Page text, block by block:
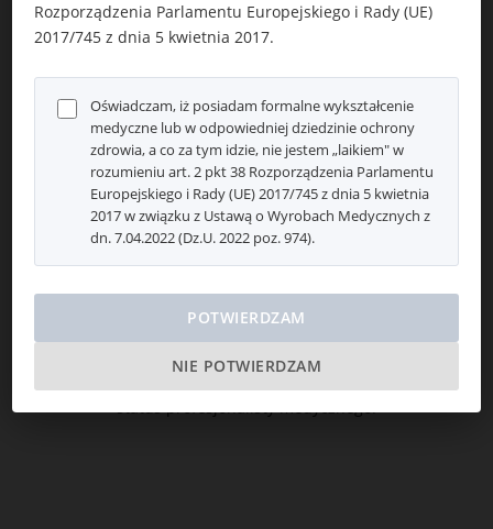
Операционные техники
Инструкция по применению
Сертификаты
Флаеры
Aby uzyskać dostęp do tej strony, musisz potwierdzić swój
status profesjonalisty medycznego.
Rozporządzenia Parlamentu Europejskiego i Rady (UE)
2017/745 z dnia 5 kwietnia 2017.
Oświadczam, iż posiadam formalne wykształcenie
medyczne lub w odpowiedniej dziedzinie ochrony
zdrowia, a co za tym idzie, nie jestem „laikiem" w
rozumieniu art. 2 pkt 38 Rozporządzenia Parlamentu
Europejskiego i Rady (UE) 2017/745 z dnia 5 kwietnia
2017 w związku z Ustawą o Wyrobach Medycznych z
dn. 7.04.2022 (Dz.U. 2022 poz. 974).
POTWIERDZAM
NIE POTWIERDZAM